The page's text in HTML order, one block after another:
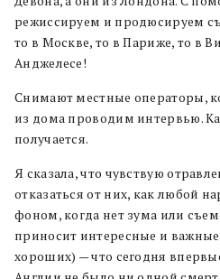
режиссируем и продюсируем
то в Москве, то в Париже, то в
Анджелесе!
Снимают местные операторы,
из дома проводим интервью.
получается.
Я сказала, что чувствую
отказаться от них, как любой
фоном, когда нет зума или
приносит интересные и важные
хороших) — что сегодня